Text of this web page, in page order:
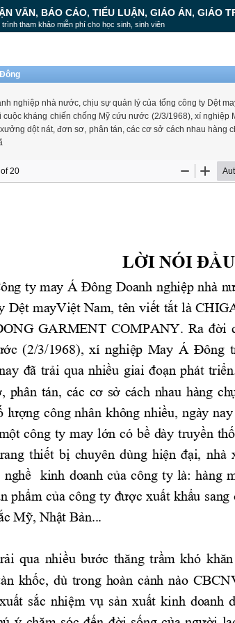
VĂN, BÁO CÁO, TIỂU LUẬN, GIÁO ÁN, GIÁO
tham khảo miễn phí cho học sinh, sinh viên
nghiệp nhà nước, chịu sự quản lý của tổng công ty Dệt
cuộc kháng chiến chống Mỹ cứu nước (2/3/1968), xí
dột nát, đơn sơ, phân tán, các cơ sở cách nhau hàng